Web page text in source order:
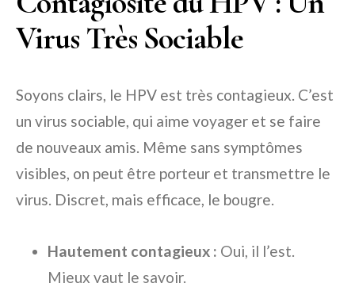
Virus Très Sociable
Soyons clairs, le HPV est très contagieux. C’est
un virus sociable, qui aime voyager et se faire
de nouveaux amis. Même sans symptômes
visibles, on peut être porteur et transmettre le
virus. Discret, mais efficace, le bougre.
Hautement contagieux : Oui, il l’est.
Mieux vaut le savoir.